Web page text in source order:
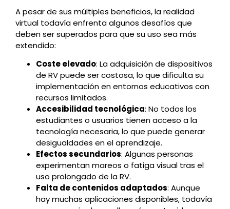
A pesar de sus múltiples beneficios, la realidad
virtual todavía enfrenta algunos desafíos que
deben ser superados para que su uso sea más
extendido:
Coste elevado: La adquisición de dispositivos
de RV puede ser costosa, lo que dificulta su
implementación en entornos educativos con
recursos limitados.
Accesibilidad tecnológica: No todos los
estudiantes o usuarios tienen acceso a la
tecnología necesaria, lo que puede generar
desigualdades en el aprendizaje.
Efectos secundarios: Algunas personas
experimentan mareos o fatiga visual tras el
uso prolongado de la RV.
Falta de contenidos adaptados: Aunque
hay muchas aplicaciones disponibles, todavía